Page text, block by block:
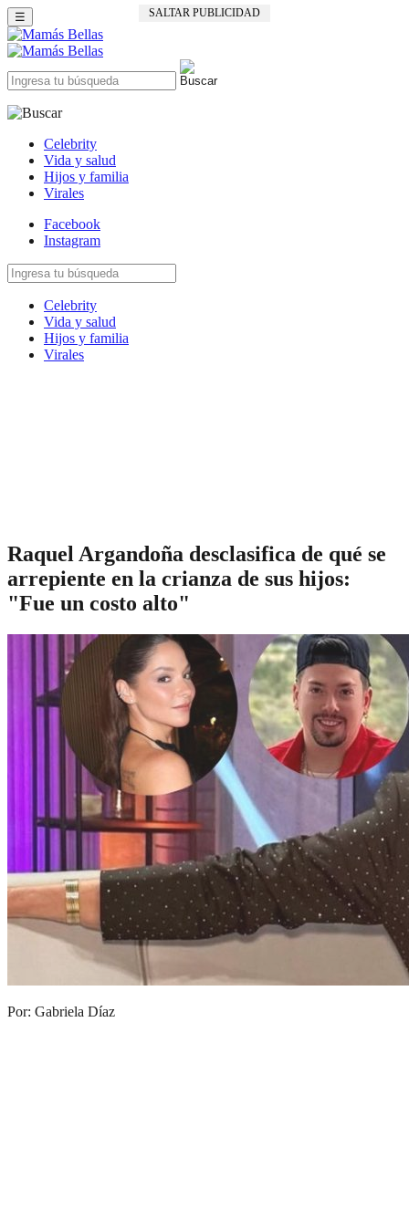
SALTAR PUBLICIDAD
☰
Celebrity
Vida y salud
Hijos y familia
Virales
Facebook
Instagram
Celebrity
Vida y salud
Hijos y familia
Virales
Raquel Argandoña desclasifica de qué se
arrepiente en la crianza de sus hijos:
"Fue un costo alto"
Por: Gabriela Díaz